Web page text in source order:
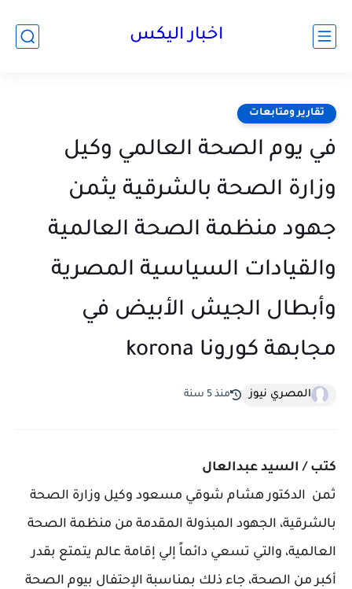
اخبار اليكس
تقارير ومتابعات
في يوم الصحة العالمي وكيل
وزارة الصحة بالشرقية يثمن
جهود منظمة الصحة العالمية
والقيادات السياسية المصرية
وأبطال الجيش الأبيض في
مجابهة كورونا ‏korona
المصري نيوز منذ 5 سنة
كتب / السيد عبدالعال
ثمن الدكتور هشام شوقي مسعود وكيل وزارة الصحة
بالشرقية، الجهود المبذولة المقدمة من منظمة الصحة
العالمية، والتي تسعي دائماً إلي إقامة عالم يتمتع بقدر
أكبر من الصحة، جاء ذلك بمناسبة الإحتفال بيوم الصحة